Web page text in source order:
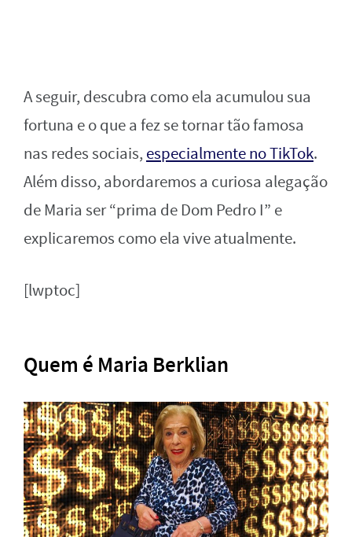
A seguir, descubra como ela acumulou sua
fortuna e o que a fez se tornar tão famosa
nas redes sociais, especialmente no TikTok.
Além disso, abordaremos a curiosa alegação
de Maria ser “prima de Dom Pedro I” e
explicaremos como ela vive atualmente.
[lwptoc]
Quem é Maria Berklian